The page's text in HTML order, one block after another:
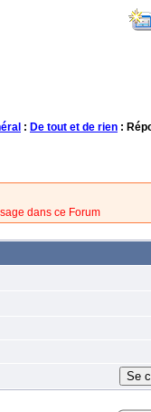
: De tout et de rien :
dans ce Forum